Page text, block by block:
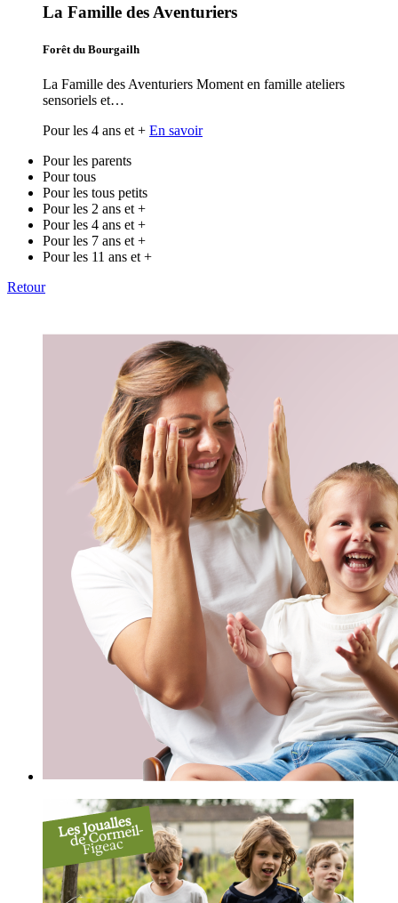
La Famille des Aventuriers
Forêt du Bourgailh
La Famille des Aventuriers Moment en famille ateliers
sensoriels et…
Pour les 4 ans et + En savoir
Pour les parents
Pour tous
Pour les tous petits
Pour les 2 ans et +
Pour les 4 ans et +
Pour les 7 ans et +
Pour les 11 ans et +
Retour